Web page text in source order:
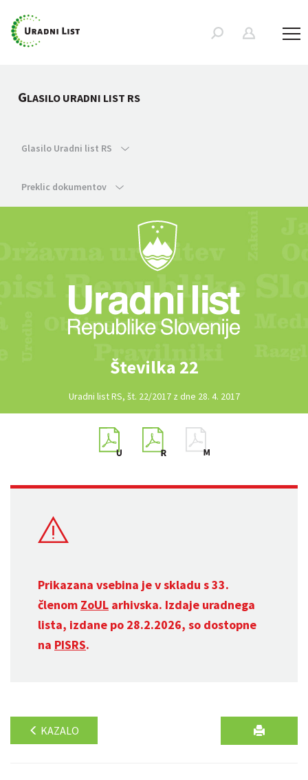
GLASILO URADNI LIST RS
Glasilo Uradni list RS
Preklic dokumentov
Številka 22
Uradni list RS, št. 22/2017 z dne 28. 4. 2017
Prikazana vsebina je v skladu s 33.
členom ZoUL arhivska. Izdaje uradnega
lista, izdane po 28.2.2026, so dostopne
na PISRS.
KAZALO